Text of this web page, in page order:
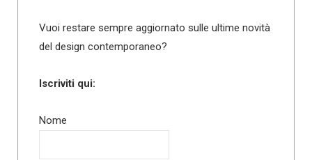
Vuoi restare sempre aggiornato sulle ultime novità
del design contemporaneo?
Iscriviti qui:
Nome